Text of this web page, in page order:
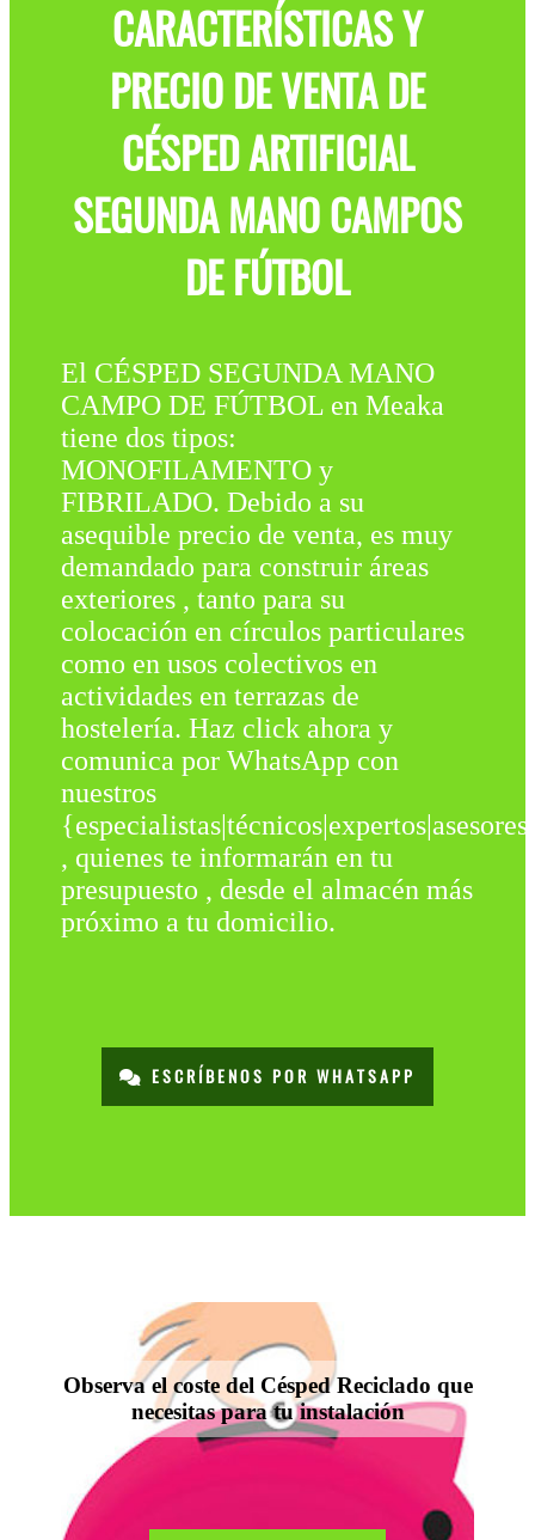
CARACTERÍSTICAS Y
PRECIO DE VENTA DE
CÉSPED ARTIFICIAL
SEGUNDA MANO CAMPOS
DE FÚTBOL
El CÉSPED SEGUNDA MANO
CAMPO DE FÚTBOL en Meaka
tiene dos tipos:
MONOFILAMENTO y
FIBRILADO. Debido a su
asequible precio de venta, es muy
demandado para construir áreas
exteriores , tanto para su
colocación en círculos particulares
como en usos colectivos en
actividades en terrazas de
hostelería. Haz click ahora y
comunica por WhatsApp con
nuestros
{especialistas|técnicos|expertos|asesores
, quienes te informarán en tu
presupuesto , desde el almacén más
próximo a tu domicilio.
ESCRÍBENOS POR WHATSAPP
Observa el coste del Césped Reciclado que
necesitas para tu instalación